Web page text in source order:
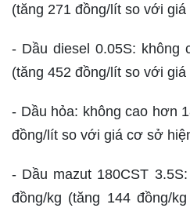
(tăng 271 đồng/lít so với
- Dầu diesel 0.05S: không
(tăng 452 đồng/lít so với
- Dầu hỏa: không cao hơn
đồng/lít so với giá cơ sở
- Dầu mazut 180CST
đồng/kg (tăng 144 đồng/